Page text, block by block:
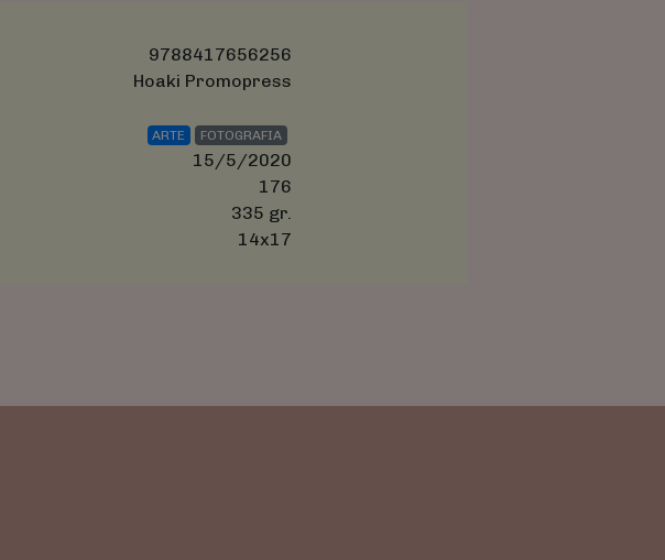
9788417656256
Hoaki Promopress
ARTE FOTOGRAFIA
15/5/2020
176
335 gr.
14x17